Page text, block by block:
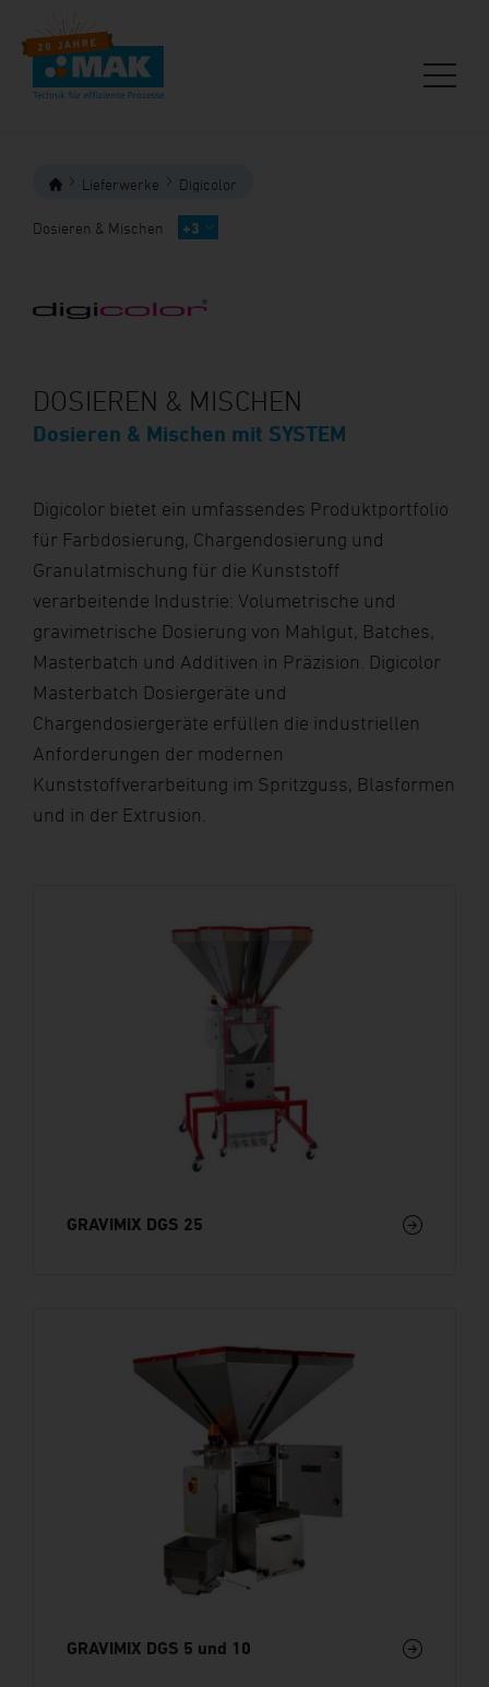
Lieferwerke Digicolor
Dosieren & Mischen +3
DOSIEREN & MISCHEN
Dosieren & Mischen mit SYSTEM
Digicolor bietet ein umfassendes Produktportfolio
für Farbdosierung, Chargendosierung und
Granulatmischung für die Kunststoff
verarbeitende Industrie: Volumetrische und
gravimetrische Dosierung von Mahlgut, Batches,
Masterbatch und Additiven in Präzision. Digicolor
Masterbatch Dosiergeräte und
Chargendosiergeräte erfüllen die industriellen
Anforderungen der modernen
Kunststoffverarbeitung im Spritzguss, Blasformen
und in der Extrusion.
GRAVIMIX DGS 25
GRAVIMIX DGS 5 und 10